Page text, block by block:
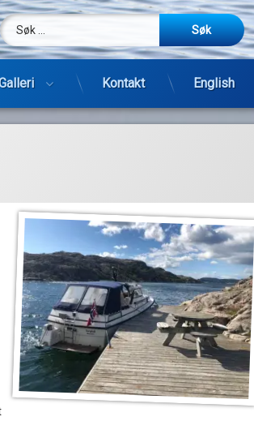
Søk etter:
Kontakt English